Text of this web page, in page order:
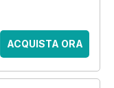
ACQUISTA ORA